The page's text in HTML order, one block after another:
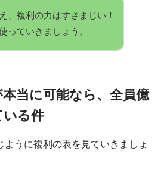
、複利の力はすさまじい！
っていきましょう。
当に可能なら、全員億
いる件
ように複利の表を見ていきましょ